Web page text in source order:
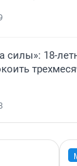
силы»: 18-